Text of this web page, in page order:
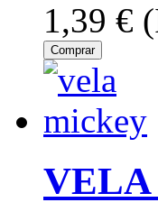
1,39 €
Comprar
VELA